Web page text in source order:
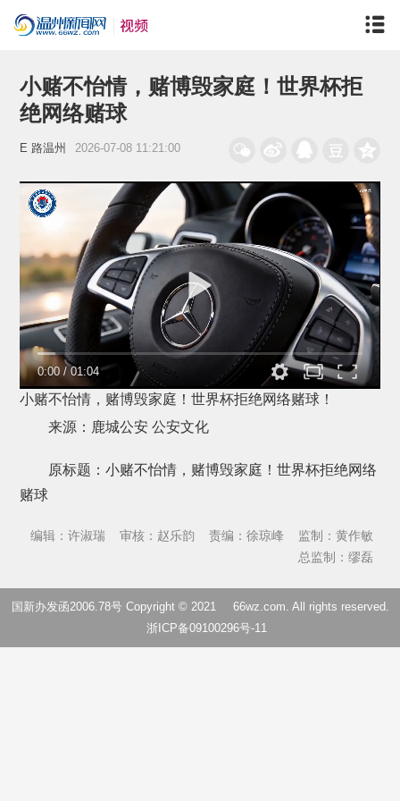
小赌不怡情，赌博毁家庭！世界杯拒
绝网络赌球
E 路温州 2026-07-08 11:21:00
0:00 /01:04
小赌不怡情，赌博毁家庭！世界杯拒绝网络赌球！
来源：鹿城公安 公安文化
原标题：小赌不怡情，赌博毁家庭！世界杯拒绝网络
赌球
编辑：许淑瑞 审核：赵乐韵 责编：徐琼峰
监制：黄作敏
总监制：缪磊
国新办发函2006.78号 Copyright © 2021 66wz.com. All rights reserved.
浙ICP备09100296号-11